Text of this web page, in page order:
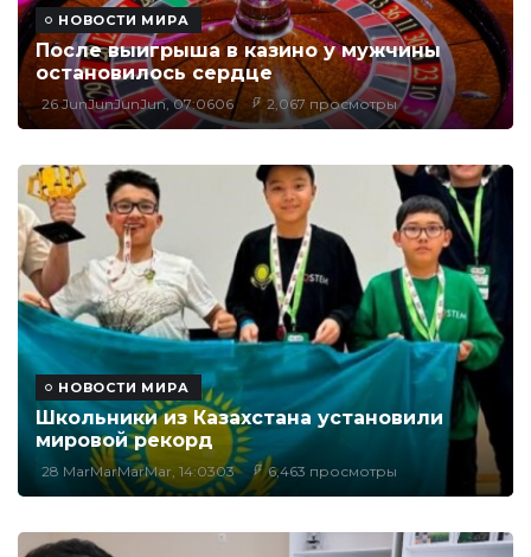
НОВОСТИ МИРА
После выигрыша в казино у мужчины
остановилось сердце
26 JunJunJunJun, 07:0606 2,067 просмотры
НОВОСТИ МИРА
Школьники из Казахстана установили
мировой рекорд
28 MarMarMarMar, 14:0303 6,463 просмотры